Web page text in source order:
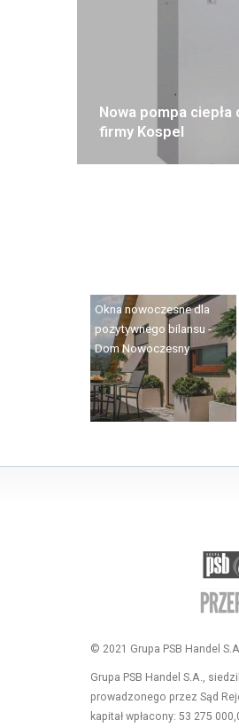
Nowa pompa ciepła
firmy Kospel
Okna nowoczesne dla
pozytywnego bilansu -
Dom Nowoczesny
© 2021 Grupa PSB Handel
Grupa PSB Handel S.A.,
prowadzonego przez Sąd
kapitał wpłacony: 53 275